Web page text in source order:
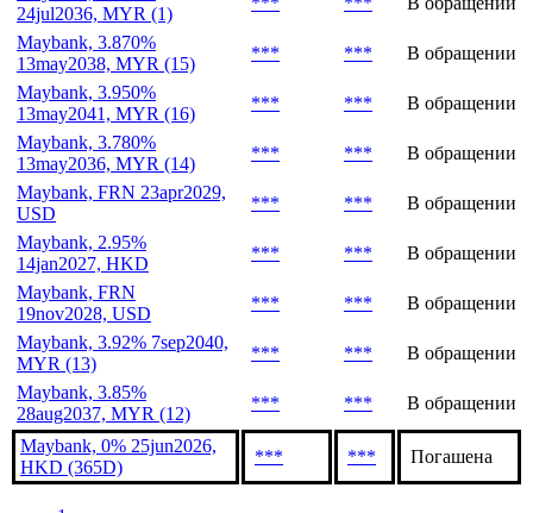
24jul2036, MYR (1)
Maybank, 3.870%
13may2038, MYR (15)
*** ***
В обращении
Maybank, 3.950%
13may2041, MYR (16)
*** ***
В обращении
Maybank, 3.780%
13may2036, MYR (14)
*** ***
В обращении
Maybank, FRN 23apr2029,
USD
*** ***
В обращении
Maybank, 2.95%
14jan2027, HKD
*** ***
В обращении
Maybank, FRN
19nov2028, USD
*** ***
В обращении
Maybank, 3.92% 7sep2040,
MYR (13)
*** ***
В обращении
Maybank, 3.85%
28aug2037, MYR (12)
*** *** В обращении
Maybank, 0% 25jun2026,
HKD (365D)
*** *** Погашена